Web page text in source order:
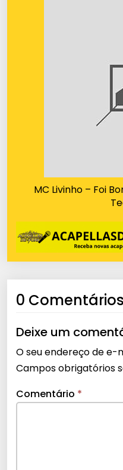
MC Livinho – Foi
0 Comentários
Deixe um
O seu endereço de e-
Campos obrigatórios
Comentário *